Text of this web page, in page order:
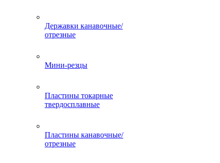
Державки канавочные/
отрезные
Мини-резцы
Пластины токарные
твердосплавные
Пластины канавочные/
отрезные